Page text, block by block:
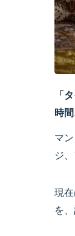
「
時
マ
ジ
現
を